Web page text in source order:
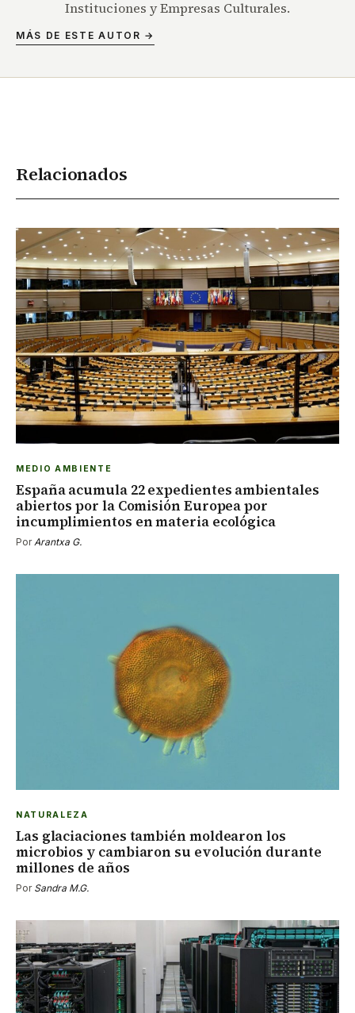
Instituciones y Empresas Culturales.
MÁS DE ESTE AUTOR →
Relacionados
MEDIO AMBIENTE
España acumula 22 expedientes ambientales
abiertos por la Comisión Europea por
incumplimientos en materia ecológica
Por Arantxa G.
NATURALEZA
Las glaciaciones también moldearon los
microbios y cambiaron su evolución durante
millones de años
Por Sandra M.G.